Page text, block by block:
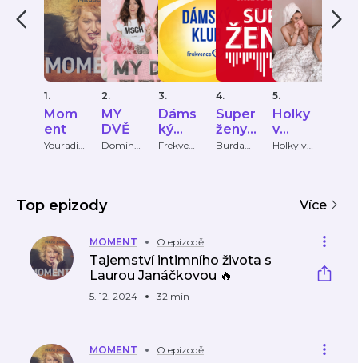
1.
Mom
ent
Youradio
2.
MY
DVĚ
Dominik
Zavřelov
á
3.
Dáms
ký
klub
Frekven
4.
Super
ženy
Marie
Burda
5.
Holky
v
čokol
Holky v
Top epizody Více
MOMENT O epizodě
Tajemství intimního života s
Laurou Janáčkovou 🔥
5. 12. 2024 32 min
MOMENT O epizodě